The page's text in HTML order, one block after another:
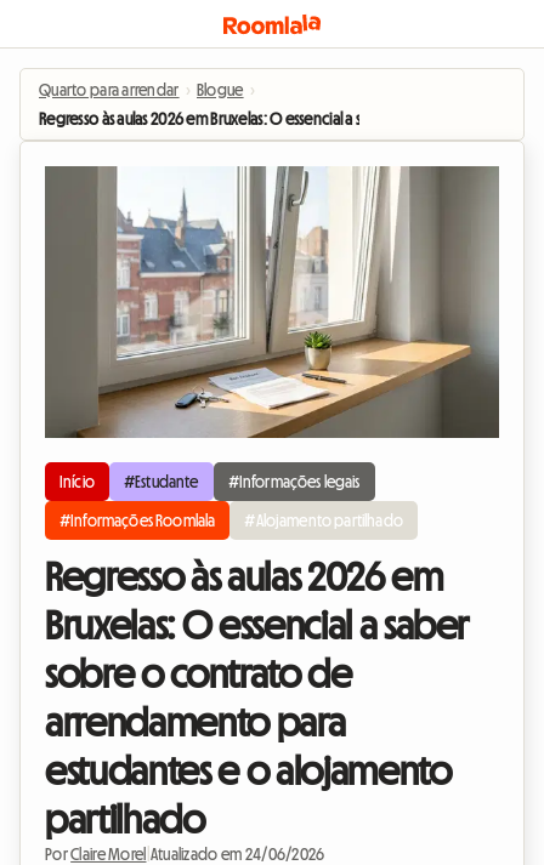
Quarto para arrendar › Blogue ›
Regresso às aulas 2026 em Bruxelas: O essencial a saber sobre o contrato
Início #Estudante #Informações legais
#Informações Roomlala #Alojamento partilhado
Regresso às aulas 2026 em
Bruxelas: O essencial a saber
sobre o contrato de
arrendamento para
estudantes e o alojamento
partilhado
PorClaire Morel Atualizado em 24/06/2026